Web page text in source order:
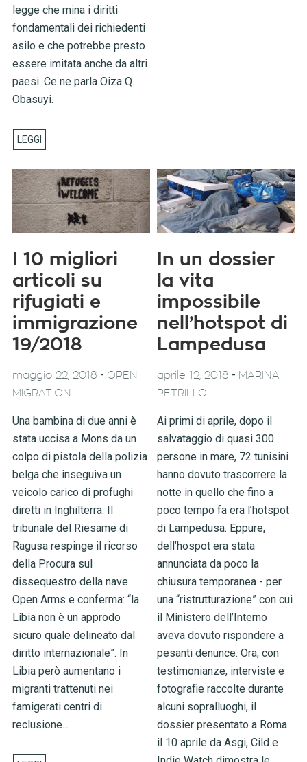
legge che mina i diritti
fondamentali dei richiedenti
asilo e che potrebbe presto
essere imitata anche da altri
paesi. Ce ne parla Oiza Q.
Obasuyi.
I 10 migliori
articoli su
rifugiati e
immigrazione
19/2018
maggio 22, 2018 - OPEN
MIGRATION
Una bambina di due anni è
stata uccisa a Mons da un
colpo di pistola della polizia
belga che inseguiva un
veicolo carico di profughi
diretti in Inghilterra. Il
tribunale del Riesame di
Ragusa respinge il ricorso
della Procura sul
dissequestro della nave
Open Arms e conferma: “la
Libia non è un approdo
sicuro quale delineato dal
diritto internazionale”. In
Libia però aumentano i
migranti trattenuti nei
famigerati centri di
reclusione...
In un dossier
la vita
impossibile
nell’hotspot di
Lampedusa
aprile 12, 2018 - MARINA
PETRILLO
Ai primi di aprile, dopo il
salvataggio di quasi 300
persone in mare, 72 tunisini
hanno dovuto trascorrere la
notte in quello che fino a
poco tempo fa era l’hotspot
di Lampedusa. Eppure,
dell’hospot era stata
annunciata da poco la
chiusura temporanea - per
una “ristrutturazione” con cui
il Ministero dell’Interno
aveva dovuto rispondere a
pesanti denunce. Ora, con
testimonianze, interviste e
fotografie raccolte durante
alcuni sopralluoghi, il
dossier presentato a Roma
il 10 aprile da Asgi, Cild e